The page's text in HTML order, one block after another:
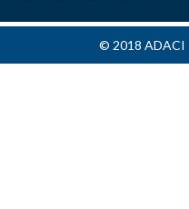
© 2018 ADACI